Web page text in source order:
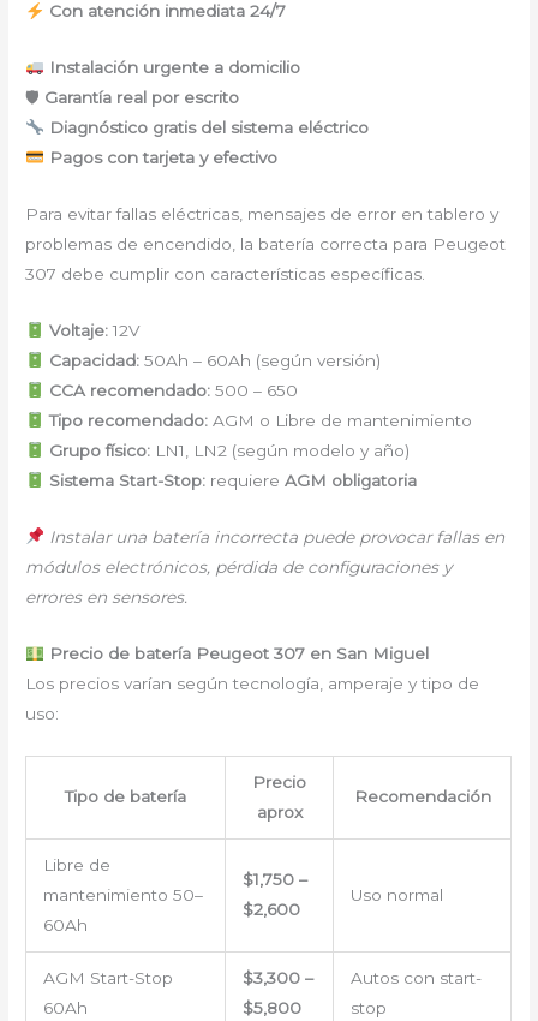
Con atención inmediata 24/7
Instalación urgente a domicilio
🛡 Garantía real por escrito
Diagnóstico gratis del sistema eléctrico
Pagos con tarjeta y efectivo
Para evitar fallas eléctricas, mensajes de error en tablero y
problemas de encendido, la batería correcta para Peugeot
307 debe cumplir con características específicas.
Voltaje:12V
Capacidad:50Ah – 60Ah (según versión)
CCA recomendado:500 – 650
Tipo recomendado:AGM o Libre de mantenimiento
Grupo físico:LN1, LN2 (según modelo y año)
Sistema Start-Stop:requiere AGM obligatoria
Instalar una batería incorrecta puede provocar fallas en
módulos electrónicos, pérdida de configuraciones y
errores en sensores.
Precio de batería Peugeot 307 en San Miguel
Los precios varían según tecnología, amperaje y tipo de
uso:
Tipo de batería
Precio
aprox
Recomendación
Libre de
mantenimiento 50–
60Ah
$1,750 –
$2,600
Uso normal
AGM Start-Stop
60Ah
$3,300 –
$5,800
Autos con start-
stop